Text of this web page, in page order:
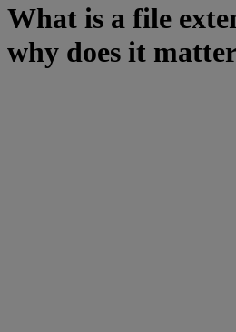
What is a file
why does it